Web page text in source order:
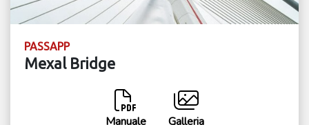
PASSAPP
Mexal Bridge
Manuale Galleria